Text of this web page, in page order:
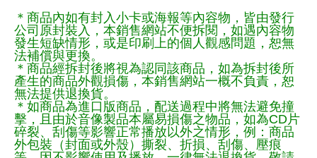
＊商品內如有封入小卡或海報等內容物，皆由發行
公司原封裝入，本銷售網站不便拆閱，如遇內容物
發生短缺情形，或是印刷上的個人觀感問題，恕無
法補償與更換。
＊商品經拆封後將視為認同該商品，如為拆封後所
產生的商品外觀損傷，本銷售網站一概不負責，恕
無法提供退換貨。
＊如商品為進口版商品，配送過程中將無法避免撞
擊，且由於音像製品本屬易損傷之物品，如為CD片
碎裂、刮傷等影響正常播放以外之情形，例：商品
外包裝（封面或外殼）撕裂、折損、刮傷、壓痕